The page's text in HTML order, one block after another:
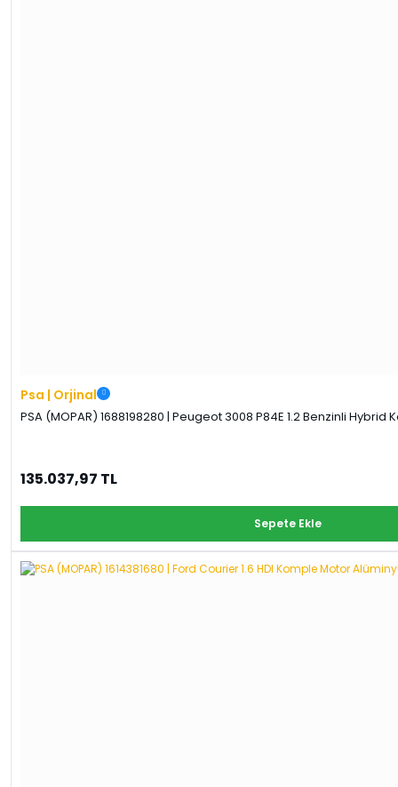
Psa | Orjinal
PSA (MOPAR) 1688198280 | Peugeot 3008 P84E 1.2 Benzinli
135.037,97 TL
Sepete Ekle